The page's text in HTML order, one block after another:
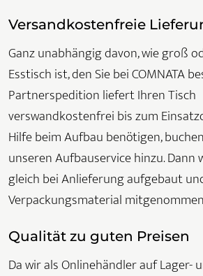
Versandkostenfreie
Ganz unabhängig davon, wie groß
Esstisch ist, den Sie bei COMNATA
Partnerspedition liefert Ihren Tisch
verswandkostenfrei bis zum
Hilfe beim Aufbau benötigen,
unseren Aufbauservice hinzu. Dann
gleich bei Anlieferung aufgebaut
Verpackungsmaterial
Qualität zu guten Preisen
Da wir als Onlinehändler auf Lager-